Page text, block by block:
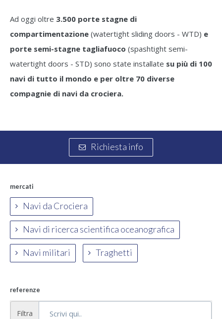
Ad oggi oltre 3.500 porte stagne di
compartimentazione (watertight sliding doors - WTD) e
porte semi-stagne tagliafuoco (spashtight semi-
watertight doors - STD) sono state installate su più di 100
navi di tutto il mondo e per oltre 70 diverse
compagnie di navi da crociera.
Richiesta info
mercati
Navi da Crociera
Navi di ricerca scientifica oceanografica
Navi militari Traghetti
referenze
Filtra